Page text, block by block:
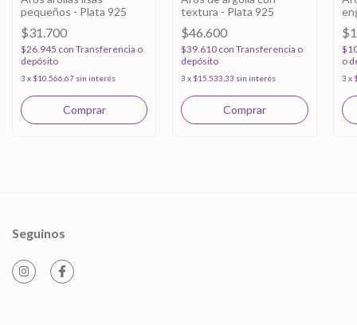
pequeños - Plata 925
$31.700
$26.945 con Transferencia o
depósito
3 x $10.566,67 sin interés
textura - Plata 925
$46.600
$39.610 con Transferencia o
depósito
3 x $15.533,33 sin interés
o
3 x
Seguinos